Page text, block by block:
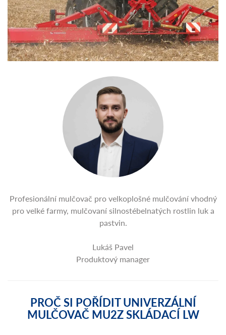
Profesionální mulčovač pro velkoplošné mulčování vhodný
pro velké farmy, mulčovaní silnostébelnatých rostlin luk a
pastvin.
Lukáš Pavel
Produktový manager
PROČ SI POŘÍDIT UNIVERZÁLNÍ
MULČOVAČ MU2Z SKLÁDACÍ LW